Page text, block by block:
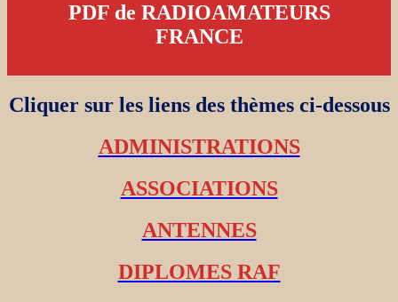
PDF de RADIOAMATEURS
FRANCE
Cliquer sur les liens des thèmes ci-dessous
ADMINISTRATIONS
ASSOCIATIONS
ANTENNES
DIPLOMES RAF